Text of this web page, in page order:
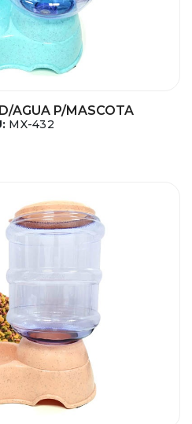
AGUA P/MASCOTA
MX-432